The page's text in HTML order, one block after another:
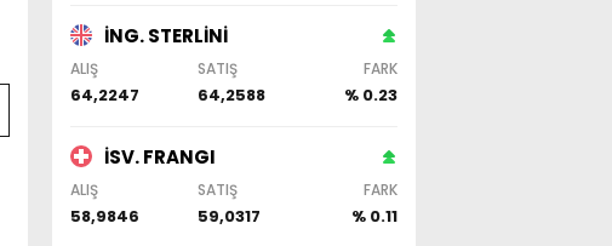
İNG. STERLİNİ
ALIŞ SATIŞ FARK
64,2247 64,2588 % 0.23
İSV. FRANGI
ALIŞ SATIŞ FARK
58,9846 59,0317 % 0.11